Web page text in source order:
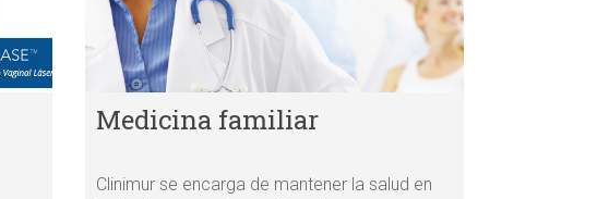
Medicina familiar
Clinimur se encarga de mantener la salud en